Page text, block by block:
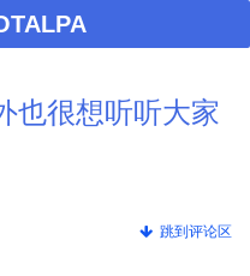
也很想听听大家
跳到评论区